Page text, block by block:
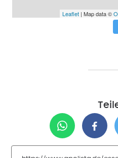
Leaflet| Map data ©